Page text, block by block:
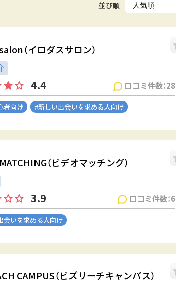
並び順
（イロダスサロン）
4.4 口コミ件数：28
者向け #新しい出会いを求める人向け
（ビデオマッチング）
3.9 口コミ件数：6
会いを求める人向け
CAMPUS（ビズリーチキャンパス）